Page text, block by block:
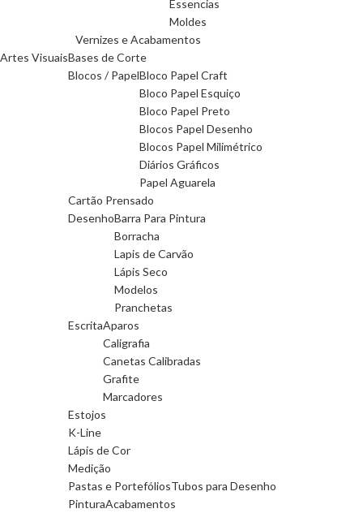
Essencias
Moldes
Vernizes e Acabamentos
Artes VisuaisBases de Corte
Blocos / PapelBloco Papel Craft
Bloco Papel Esquiço
Bloco Papel Preto
Blocos Papel Desenho
Blocos Papel Milimétrico
Diários Gráficos
Papel Aguarela
Cartão Prensado
DesenhoBarra Para Pintura
Borracha
Lapis de Carvão
Lápis Seco
Modelos
Pranchetas
EscritaAparos
Caligrafia
Canetas Calibradas
Grafite
Marcadores
Estojos
K-Line
Lápis de Cor
Medição
Pastas e PortefóliosTubos para Desenho
PinturaAcabamentos